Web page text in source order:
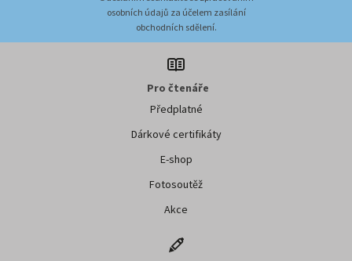
osobních údajů za účelem zasílání
obchodních sdělení.
Pro čtenáře
Předplatné
Dárkové certifikáty
E-shop
Fotosoutěž
Akce